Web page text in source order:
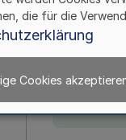
die für die
Cookies